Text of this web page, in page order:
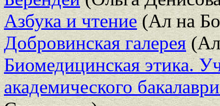
Азбука и чтение(Ал на
Добровинская галерея
Биомедицинская этика.
академического